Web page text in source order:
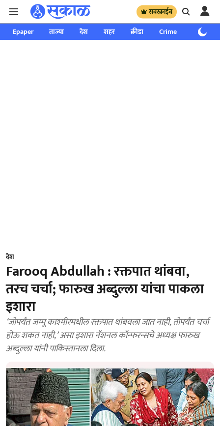
सबस्क्राईब
Epaper ताज्या देश शहर क्रीडा Crime साप्ताहिक
देश
Farooq Abdullah : रक्तपात थांबवा,
तरच चर्चा; फारुख अब्दुल्ला यांचा पाकला
इशारा
‘जोपर्यंत जम्मू काश्‍मीरमधील रक्तपात थांबवला जात नाही, तोपर्यंत चर्चा
होऊ शकत नाही,’ असा इशारा नॅशनल कॉन्फरन्सचे अध्यक्ष फारुख
अब्दुल्ला यांनी पाकिस्तानला दिला.